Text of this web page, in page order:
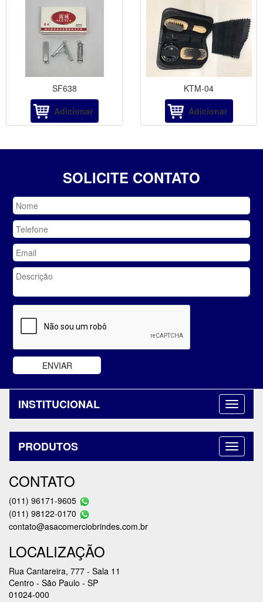
SF638
Adicionar
KTM-04
Adicionar
SOLICITE CONTATO
INSTITUCIONAL
PRODUTOS
CONTATO
(011) 96171-9605
(011) 98122-0170
contato@asacomerciobrindes.com.br
LOCALIZAÇÃO
Rua Cantareira, 777 - Sala 11
Centro - São Paulo - SP
01024-000